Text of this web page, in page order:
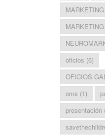
MARKETING
oficios (6)
OFICIOS
oms (1)
presentación